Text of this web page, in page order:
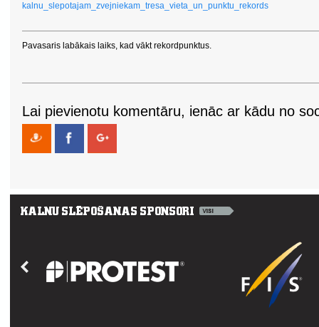
kalnu_slepotajam_zvejniekam_tresa_vieta_un_punktu_rekords
Pavasaris labākais laiks, kad vākt rekordpunktus.
Lai pievienotu komentāru, ienāc ar kādu no